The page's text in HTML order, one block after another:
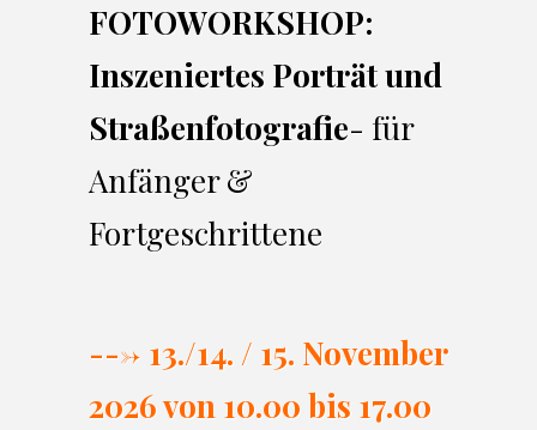
FOTOWORKSHOP:
Inszeniertes Porträt und
Straßenfotografie- für
Anfänger &
Fortgeschrittene
---> 13./14. / 15. November
2026 von 10.00 bis 17.00